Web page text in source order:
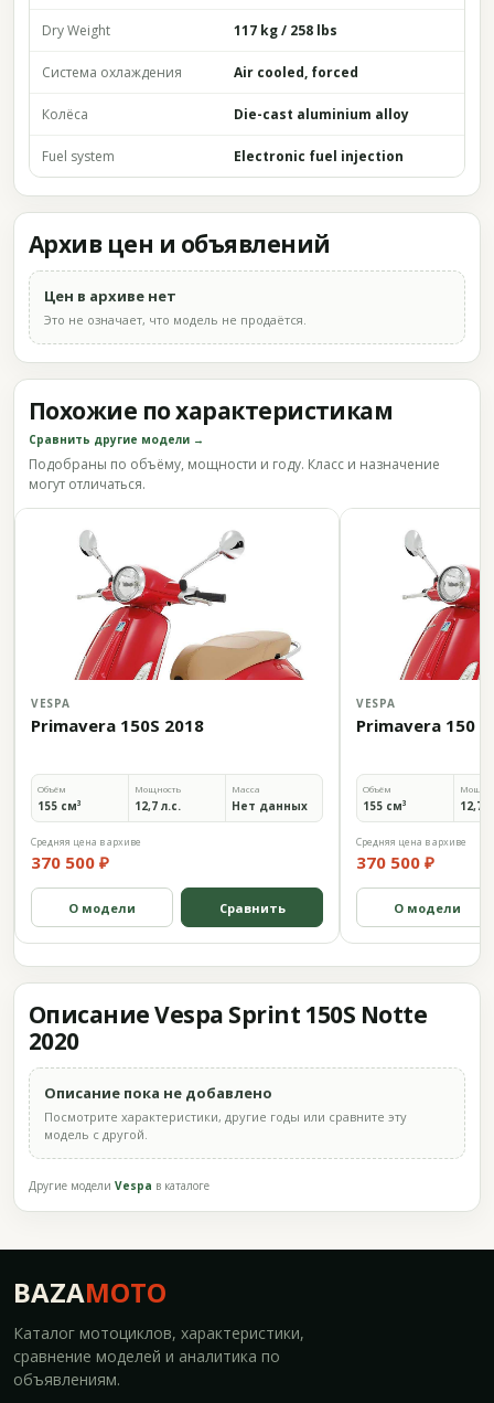
Dry Weight 117 kg / 258 lbs
Система охлаждения Air cooled, forced
Колёса Die-cast aluminium alloy
Fuel system Electronic fuel injection
Архив цен и объявлений
Цен в архиве нет
Это не означает, что модель не продаётся.
Похожие по характеристикам
Сравнить другие модели →
Подобраны по объёму, мощности и году. Класс и назначение
могут отличаться.
VESPA
Primavera 150S 2018
Объём
155 см³
Мощность
12,7 л.с.
Масса
Нет данных
Средняя цена в архиве
370 500 ₽
О модели Сравнить
VESPA
Primavera 150
Объём
155 см³ 12,7
Средняя цена в архиве
370 500 ₽
О модели
Описание Vespa Sprint 150S Notte
2020
Описание пока не добавлено
Посмотрите характеристики, другие годы или сравните эту
модель с другой.
Другие модели Vespa в каталоге
BAZAMOTO
Каталог мотоциклов, характеристики,
сравнение моделей и аналитика по
объявлениям.